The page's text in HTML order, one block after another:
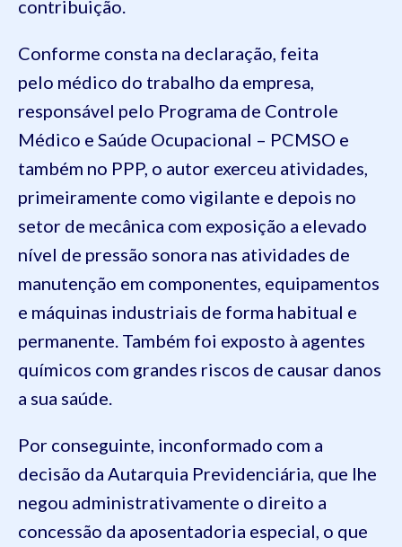
contribuição.
Conforme consta na declaração, feita
pelo médico do trabalho da empresa,
responsável pelo Programa de Controle
Médico e Saúde Ocupacional – PCMSO e
também no PPP, o autor exerceu atividades,
primeiramente como vigilante e depois no
setor de mecânica com exposição a elevado
nível de pressão sonora nas atividades de
manutenção em componentes, equipamentos
e máquinas industriais de forma habitual e
permanente. Também foi exposto à agentes
químicos com grandes riscos de causar danos
a sua saúde.
Por conseguinte, inconformado com a
decisão da Autarquia Previdenciária, que lhe
negou administrativamente o direito a
concessão da aposentadoria especial, o que